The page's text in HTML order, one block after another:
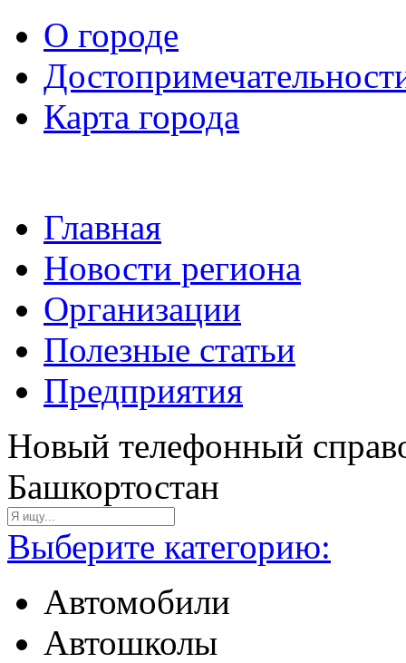
О городе
Карта города
Главная
Новости региона
Организации
Полезные статьи
Предприятия
Новый телефонный
Башкортостан
Выберите категорию:
Автомобили
Автошколы